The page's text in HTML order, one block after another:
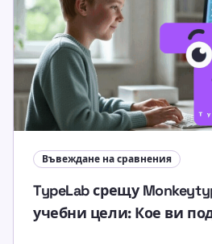
Въвеждане на сравнения
TypeLab срещу
учебни цели: Кое ви